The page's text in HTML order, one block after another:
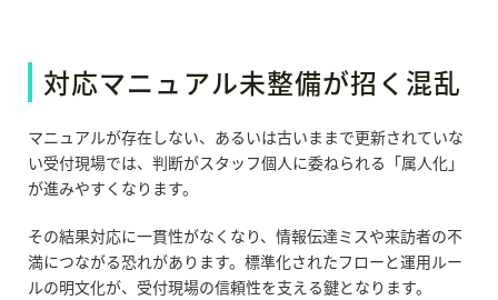
対応マニュアル未整備が招く混乱
マニュアルが存在しない、あるいは古いままで更新されていな
い受付現場では、判断がスタッフ個人に委ねられる「属人化」
が進みやすくなります。
その結果対応に一貫性がなくなり、情報伝達ミスや来訪者の不
満につながる恐れがあります。標準化されたフローと運用ルー
ルの明文化が、受付現場の信頼性を支える鍵となります。